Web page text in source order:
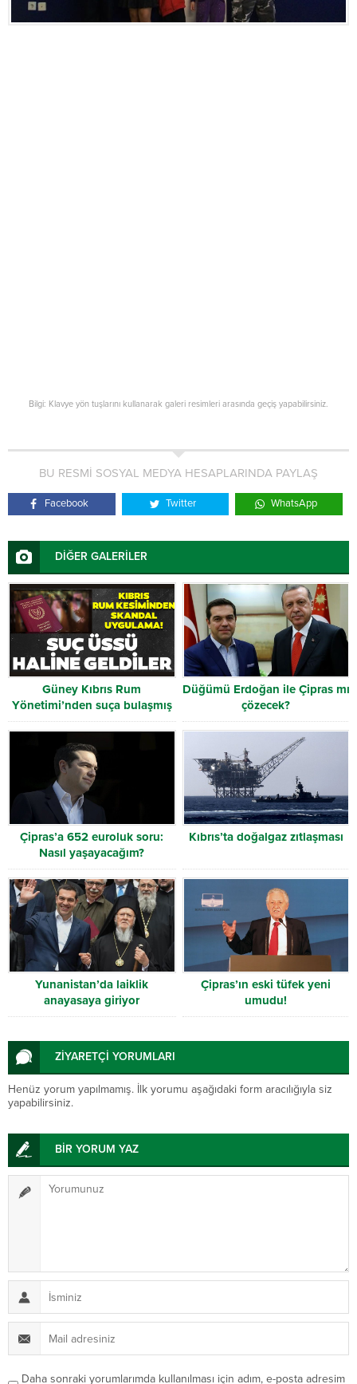
Bilgi: Klavye yön tuşlarını kullanarak galeri resimleri arasında geçiş yapabilirsiniz.
BU RESMİ SOSYAL MEDYA HESAPLARINDA PAYLAŞ
Facebook Twitter WhatsApp
DİĞER GALERİLER
Güney Kıbrıs Rum
Yönetimi’nden suça bulaşmış
kişilere “altın pasaport” zırhı
Düğümü Erdoğan ile Çipras mı
çözecek?
Çipras’a 652 euroluk soru:
Nasıl yaşayacağım?
Kıbrıs’ta doğalgaz zıtlaşması
Yunanistan’da laiklik
anayasaya giriyor
Çipras’ın eski tüfek yeni
umudu!
ZİYARETÇİ YORUMLARI
Henüz yorum yapılmamış. İlk yorumu aşağıdaki form aracılığıyla siz
yapabilirsiniz.
BİR YORUM YAZ
Daha sonraki yorumlarımda kullanılması için adım, e-posta adresim